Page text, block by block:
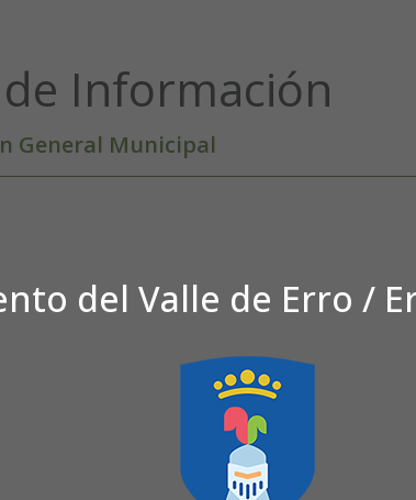
del Valle de Erro /
Información
General Municipal